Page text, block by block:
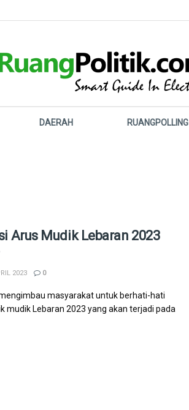
DAERAH RUANGPOLLING
Arus Mudik Lebaran 2023
2023 0
masyarakat untuk berhati-hati
mudik Lebaran 2023 yang akan terjadi pada